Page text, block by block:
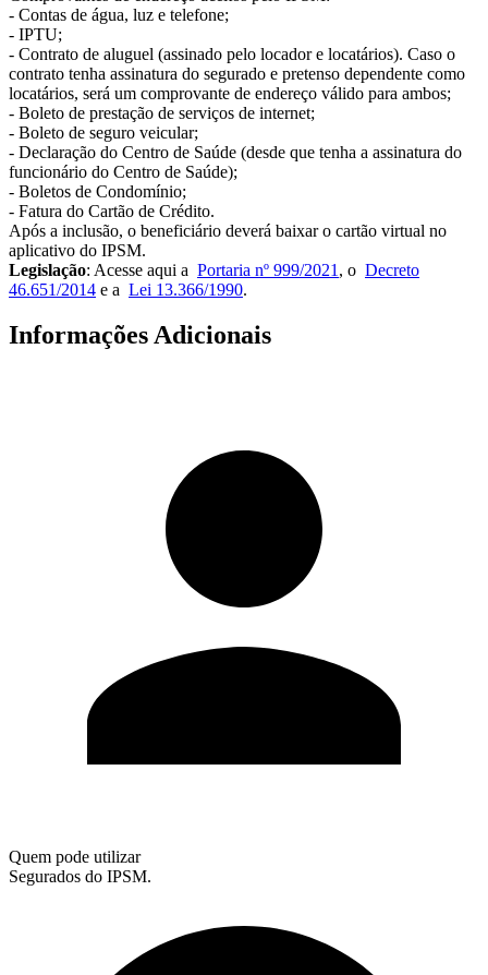
- Contas de água, luz e telefone;
- IPTU;
- Contrato de aluguel (assinado pelo locador e locatários). Caso o
contrato tenha assinatura do segurado e pretenso dependente como
locatários, será um comprovante de endereço válido para ambos;
- Boleto de prestação de serviços de internet;
- Boleto de seguro veicular;
- Declaração do Centro de Saúde (desde que tenha a assinatura do
funcionário do Centro de Saúde);
- Boletos de Condomínio;
- Fatura do Cartão de Crédito.
Após a inclusão, o beneficiário deverá baixar o cartão virtual no
aplicativo do IPSM.
Legislação: Acesse aqui a Portaria nº 999/2021 , o Decreto
46.651/2014 e a Lei 13.366/1990.
Informações Adicionais
Quem pode utilizar
Segurados do IPSM.